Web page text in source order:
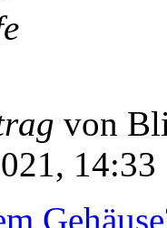
von
14:33